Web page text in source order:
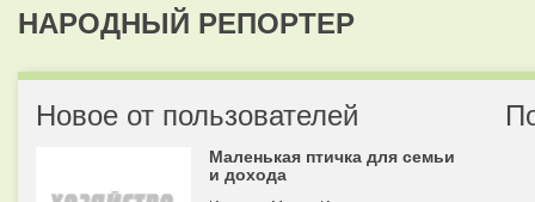
НАРОДНЫЙ РЕПОРТЕР
Новое от пользователей
Маленькая птичка для семьи
и дохода